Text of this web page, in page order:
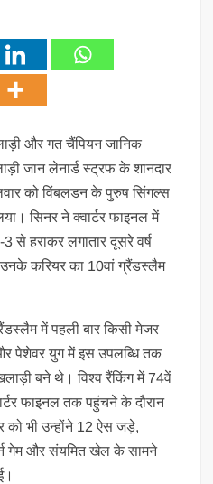
और गत चैंपियन जानिक
जान लेनार्ड स्ट्रफ के शानदार
को विंबलडन के पुरुष सिंगल्स
सिनर ने क्वार्टर फाइनल में
से हराकर लगातार दूसरे वर्ष
करियर का 10वां ग्रैंडस्लैम
में पहली बार किसी मेजर
पेशेवर युग में इस उपलब्धि तक
बने थे। विश्व रैंकिंग में 74वें
फाइनल तक पहुंचने के दौरान
भी उन्होंने 12 ऐस जड़े,
गेम और संयमित खेल के सामने